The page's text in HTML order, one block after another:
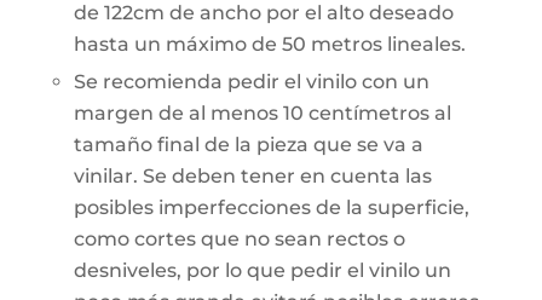
de 122cm de ancho por el alto deseado
hasta un máximo de 50 metros lineales.
Se recomienda pedir el vinilo con un
margen de al menos 10 centímetros al
tamaño final de la pieza que se va a
vinilar. Se deben tener en cuenta las
posibles imperfecciones de la superficie,
como cortes que no sean rectos o
desniveles, por lo que pedir el vinilo un